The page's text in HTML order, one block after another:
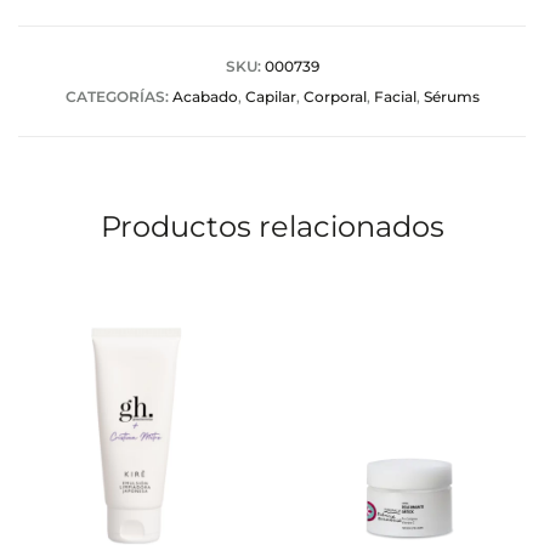
SKU: 000739
CATEGORÍAS: Acabado, Capilar, Corporal, Facial, Sérums
Productos relacionados